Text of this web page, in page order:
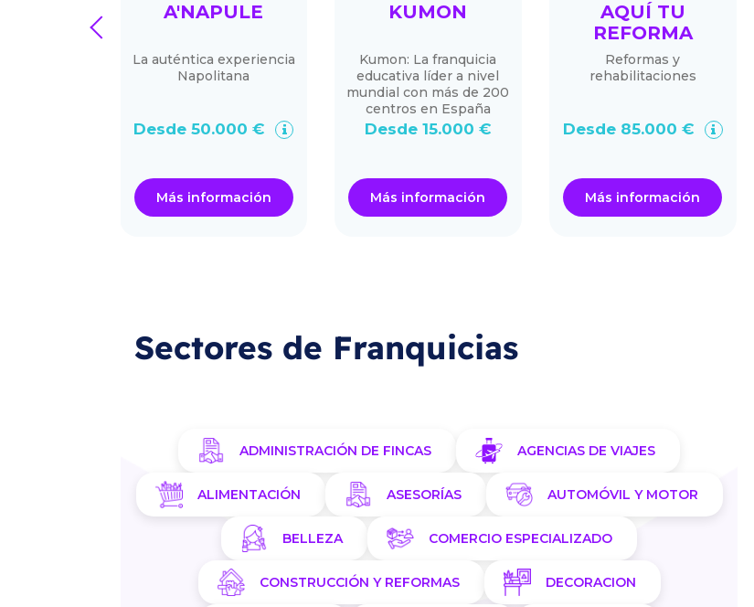
A'NAPULE
La auténtica experiencia
Napolitana
Desde 50.000 €
Más información
KUMON
Kumon: La franquicia
educativa líder a nivel
mundial con más de 200
centros en España
Desde 15.000 €
Más información
AQUÍ TU
REFORMA
Reformas y
rehabilitaciones
Desde 85.000 €
Más información
prev
Sectores de Franquicias
ADMINISTRACIÓN DE FINCAS AGENCIAS DE VIAJES
ALIMENTACIÓN ASESORÍAS AUTOMÓVIL Y MOTOR
BELLEZA COMERCIO ESPECIALIZADO
CONSTRUCCIÓN Y REFORMAS DECORACION